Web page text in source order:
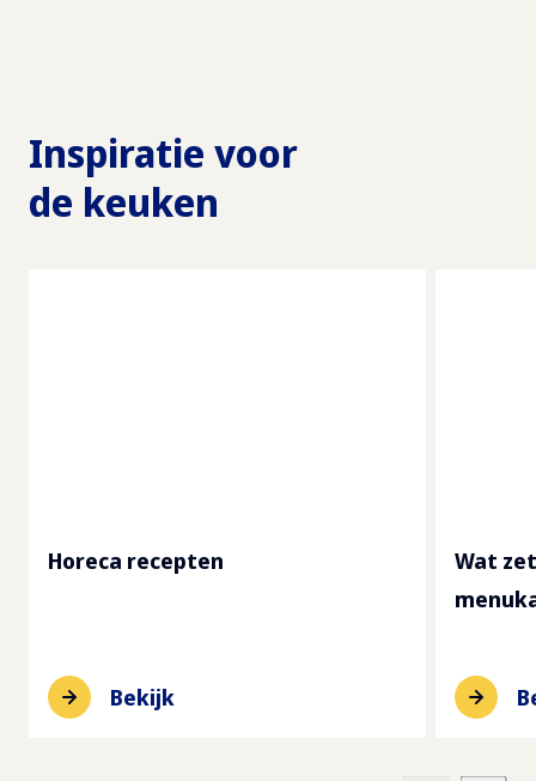
Inspiratie voor
de keuken
Horeca recepten
Bekijk
Wat